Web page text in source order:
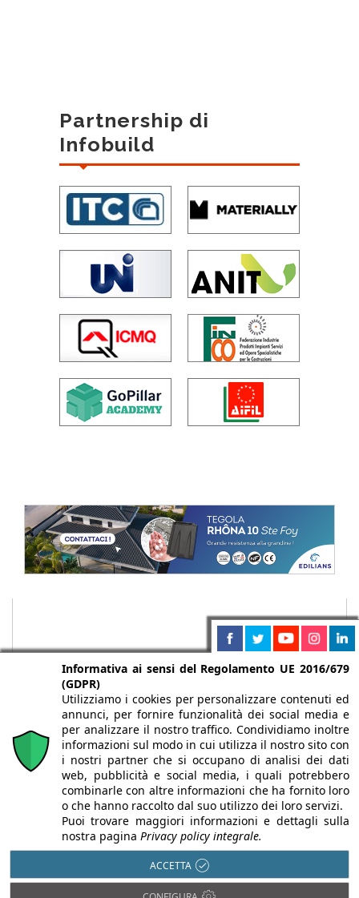
Partnership di
Infobuild
Chi siamo Autori Per la tua pubblicità
Iscriviti alla
newsletter
Infobuild è testata registrata presso il Tribunale di Milano al n° 63
Informativa ai sensi del Regolamento UE 2016/679
(GDPR)
Utilizziamo i cookies per personalizzare contenuti ed
annunci, per fornire funzionalità dei social media e
per analizzare il nostro traffico. Condividiamo inoltre
informazioni sul modo in cui utilizza il nostro sito con
i nostri partner che si occupano di analisi dei dati
web, pubblicità e social media, i quali potrebbero
combinarle con altre informazioni che ha fornito loro
o che hanno raccolto dal suo utilizzo dei loro servizi.
Puoi trovare maggiori informazioni e dettagli sulla
nostra pagina Privacy policy integrale.
ACCETTA